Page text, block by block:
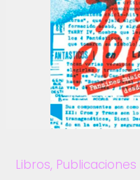
Libros, Publicaciones